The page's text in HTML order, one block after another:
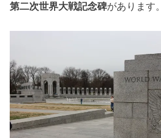
第二次世界大戦記念碑があります。